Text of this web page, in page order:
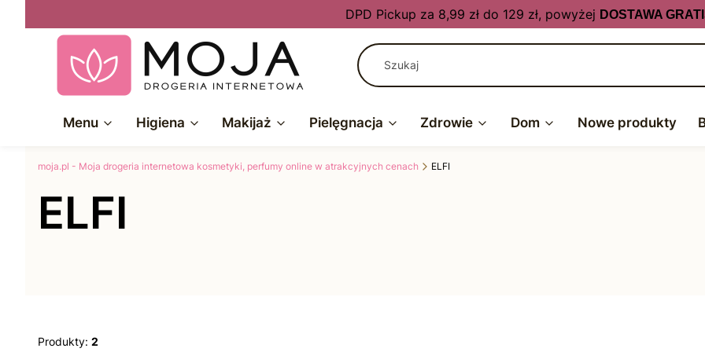
DPD Pickup za 8,99 zł do 129 zł, powyżej DOSTAWA
Menu Higiena Makijaż Pielęgnacja Zdrowie Dom Nowe produkty
moja.pl - Moja drogeria internetowa kosmetyki, perfumy online w atrakcyjnych cenach ELFI
ELFI
Produkty: 2